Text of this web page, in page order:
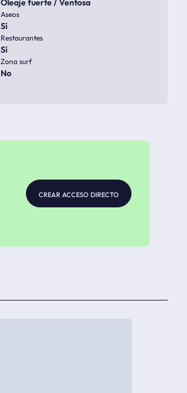
Oleaje fuerte / Ventosa
Aseos
Sí
Restaurantes
Sí
Zona surf
No
crear acceso directo